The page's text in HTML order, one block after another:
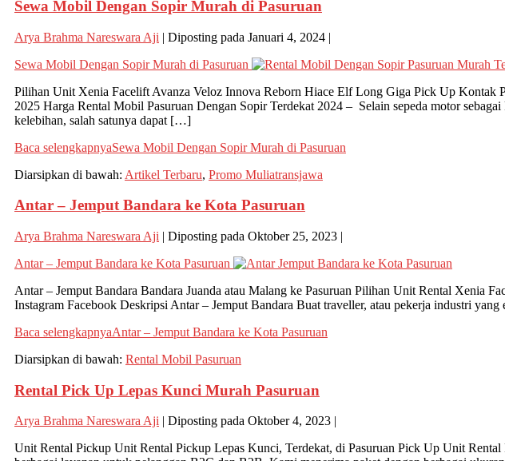
Sewa Mobil Dengan Sopir Murah di Pasuruan
Arya Brahma Nareswara Aji | Diposting pada Januari 4, 2024 |
Sewa Mobil Dengan Sopir Murah di Pasuruan
Pilihan Unit Xenia Facelift Avanza Veloz Innova Reborn Hiace Elf Long Giga Pick Up Kontak
2025 Harga Rental Mobil Pasuruan Dengan Sopir Terdekat 2024 – Selain sepeda motor
kelebihan, salah satunya dapat […]
Baca selengkapnyaSewa Mobil Dengan Sopir Murah di Pasuruan
Diarsipkan di bawah: Artikel Terbaru, Promo Muliatransjawa
Antar – Jemput Bandara ke Kota Pasuruan
Arya Brahma Nareswara Aji | Diposting pada Oktober 25, 2023 |
Antar – Jemput Bandara ke Kota Pasuruan
Antar – Jemput Bandara Bandara Juanda atau Malang ke Pasuruan Pilihan Unit Rental Xenia
Instagram Facebook Deskripsi Antar – Jemput Bandara Buat traveller, atau pekerja industri
Baca selengkapnyaAntar – Jemput Bandara ke Kota Pasuruan
Diarsipkan di bawah: Rental Mobil Pasuruan
Rental Pick Up Lepas Kunci Murah Pasuruan
Arya Brahma Nareswara Aji Diposting pada Oktober 4, 2023
Unit Rental Pickup Unit Rental Pickup Lepas Kunci, Terdekat, di Pasuruan Pick Up Unit